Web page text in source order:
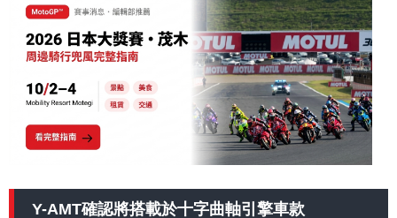
Y-AMT確認將搭載於十字曲軸引擎車款